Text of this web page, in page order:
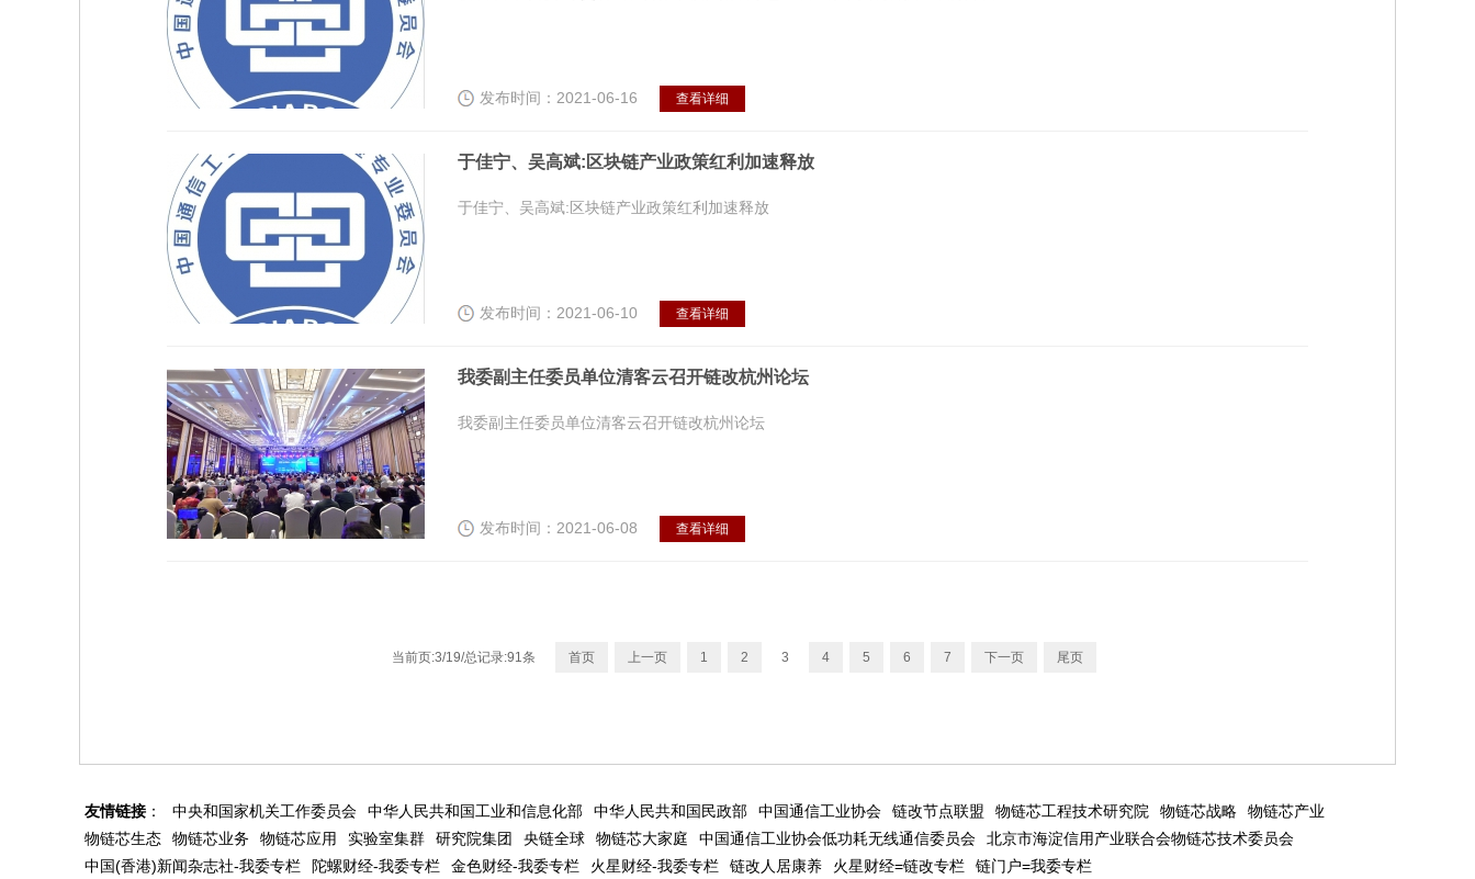
发布时间：2021-06-16 查看详细
于佳宁、吴高斌:区块链产业政策红利加速释放
于佳宁、吴高斌:区块链产业政策红利加速释放
发布时间：2021-06-10 查看详细
我委副主任委员单位清客云召开链改杭州论坛
我委副主任委员单位清客云召开链改杭州论坛
发布时间：2021-06-08 查看详细
当前页:3/19/总记录:91条 首页 上一页 1 2 3 4 5 6 7 下一页 尾页
友情链接 ： 中央和国家机关工作委员会 中华人民共和国工业和信息化部 中华人民共和国民政部 中国通信工业协会 链改节点联盟 物链芯工程技术研究院 物链芯战略
物链芯产业
物链芯生态
物链芯业务 物链芯应用 实验室集群 研究院集团 央链全球 物链芯大家庭 中国通信工业协会低功耗无线通信委员会
北京市海淀信用产业联合会物链芯技术委员会
中国(香港)新闻杂志社-我委专栏
陀螺财经-我委专栏 金色财经-我委专栏 火星财经-我委专栏 链改人居康养 火星财经=链改专栏 链门户=我委专栏